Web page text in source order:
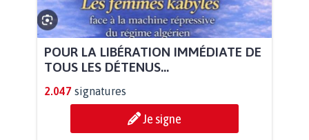
POUR LA LIBÉRATION IMMÉDIATE DE
TOUS LES DÉTENUS...
2.047 signatures
Je signe